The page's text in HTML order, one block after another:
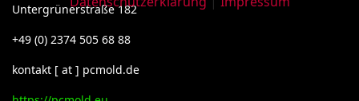
Untergrünerstraße 182
+49 (0) 2374 505 68 88
kontakt [ at ] pcmold.de